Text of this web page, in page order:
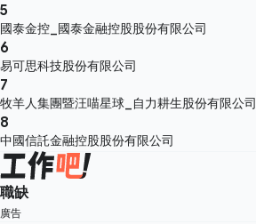
5
國泰金控_國泰金融控股股份有限公司
6
易可思科技股份有限公司
7
牧羊人集團暨汪喵星球_自力耕生股份有限公司
8
中國信託金融控股股份有限公司
職缺
廣告